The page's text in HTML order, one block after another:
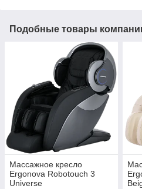
Подобные товары
Массажное кресло
Ergonova Robotouch 3
Universe